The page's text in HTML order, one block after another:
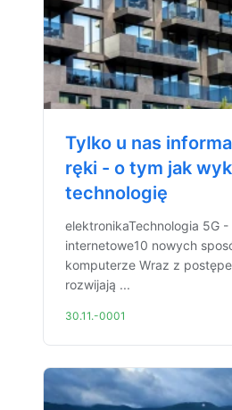
Tylko u nas
ręki - o tym jak
technologię
elektronikaTechnologia 5G -
internetowe10 nowych
komputerze Wraz z
rozwijają ...
30.11.-0001